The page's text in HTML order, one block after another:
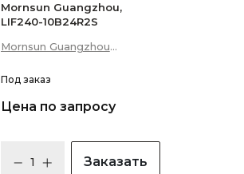
Mornsun Guangzhou,
LIF240-10B24R2S
Mornsun Guangzhou
Co., Ltd
Под заказ
Цена по запросу
Заказать